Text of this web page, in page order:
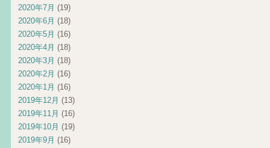
2020年7月 (19)
2020年6月 (18)
2020年5月 (16)
2020年4月 (18)
2020年3月 (18)
2020年2月 (16)
2020年1月 (16)
2019年12月 (13)
2019年11月 (16)
2019年10月 (19)
2019年9月 (16)